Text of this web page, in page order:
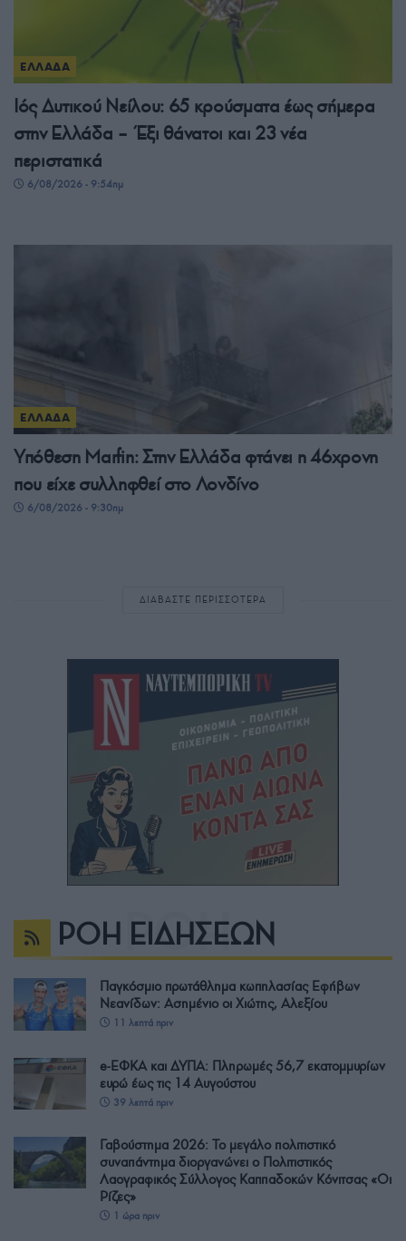
ΕΛΛΑΔΑ
Ιός Δυτικού Νείλου: 65 κρούσματα έως σήμερα
στην Ελλάδα – Έξι θάνατοι και 23 νέα
περιστατικά
6/08/2026 - 9:54πμ
ΕΛΛΑΔΑ
Υπόθεση Μarfin: Στην Ελλάδα φτάνει η 46χρονη
που είχε συλληφθεί στο Λονδίνο
6/08/2026 - 9:30πμ
ΔΙΑΒΑΣΤΕ ΠΕΡΙΣΣΟΤΕΡΑ
ΡΟΗ ΕΙΔΗΣΕΩΝ
Παγκόσμιο πρωτάθλημα κωπηλασίας Εφήβων
Νεανίδων: Ασημένιο οι Χιώτης, Αλεξίου
11 λεπτά πριν
e-ΕΦΚΑ και ΔΥΠΑ: Πληρωμές 56,7 εκατομμυρίων
ευρώ έως τις 14 Αυγούστου
39 λεπτά πριν
Γαβούστημα 2026: Το μεγάλο πολιτιστικό
συναπάντημα διοργανώνει ο Πολιτιστικός
Λαογραφικός Σύλλογος Καππαδοκών Κόνιτσας «Οι
Ρίζες»
1 ώρα πριν